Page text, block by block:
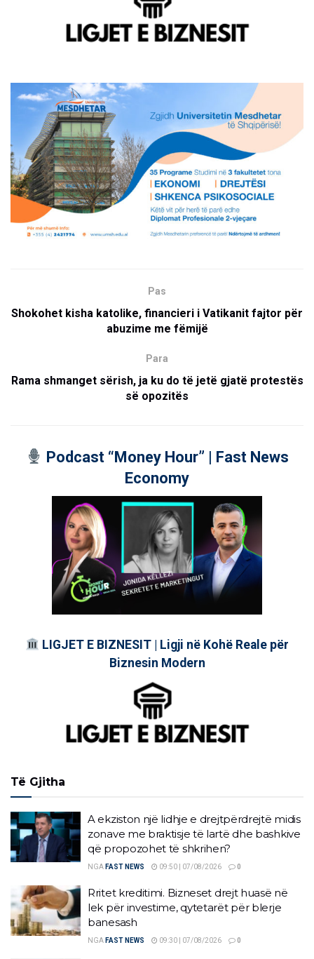
Pas
Shokohet kisha katolike, financieri i Vatikanit fajtor për
abuzime me fëmijë
Para
Rama shmanget sërish, ja ku do të jetë gjatë protestës
së opozitës
Podcast “Money Hour” | Fast News
Economy
LIGJET E BIZNESIT | Ligji në Kohë Reale për
Biznesin Modern
Të Gjitha
A ekziston një lidhje e drejtpërdrejtë midis
zonave me braktisje të lartë dhe bashkive
që propozohet të shkrihen?
NGA FAST NEWS 09:50 | 07/08/2026 0
Rritet kreditimi. Bizneset drejt huasë në
lek për investime, qytetarët për blerje
banesash
NGA FAST NEWS 09:30 | 07/08/2026 0